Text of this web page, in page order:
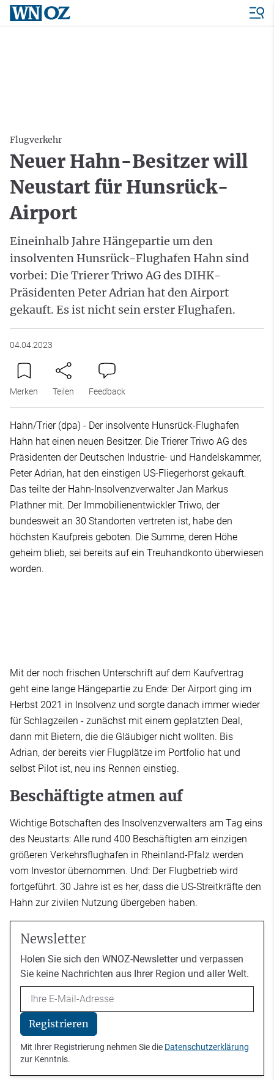
Flugverkehr
Neuer Hahn-Besitzer will
Neustart für Hunsrück-
Airport
Eineinhalb Jahre Hängepartie um den
insolventen Hunsrück-Flughafen Hahn sind
vorbei: Die Trierer Triwo AG des DIHK-
Präsidenten Peter Adrian hat den Airport
gekauft. Es ist nicht sein erster Flughafen.
04.04.2023
Merken Teilen Feedback
Hahn/Trier (dpa) - Der insolvente Hunsrück-Flughafen
Hahn hat einen neuen Besitzer. Die Trierer Triwo AG des
Präsidenten der Deutschen Industrie- und Handelskammer,
Peter Adrian, hat den einstigen US-Fliegerhorst gekauft.
Das teilte der Hahn-Insolvenzverwalter Jan Markus
Plathner mit. Der Immobilienentwickler Triwo, der
bundesweit an 30 Standorten vertreten ist, habe den
höchsten Kaufpreis geboten. Die Summe, deren Höhe
geheim blieb, sei bereits auf ein Treuhandkonto überwiesen
worden.
Mit der noch frischen Unterschrift auf dem Kaufvertrag
geht eine lange Hängepartie zu Ende: Der Airport ging im
Herbst 2021 in Insolvenz und sorgte danach immer wieder
für Schlagzeilen - zunächst mit einem geplatzten Deal,
dann mit Bietern, die die Gläubiger nicht wollten. Bis
Adrian, der bereits vier Flugplätze im Portfolio hat und
selbst Pilot ist, neu ins Rennen einstieg.
Beschäftigte atmen auf
Wichtige Botschaften des Insolvenzverwalters am Tag eins
des Neustarts: Alle rund 400 Beschäftigten am einzigen
größeren Verkehrsflughafen in Rheinland-Pfalz werden
vom Investor übernommen. Und: Der Flugbetrieb wird
fortgeführt. 30 Jahre ist es her, dass die US-Streitkräfte den
Hahn zur zivilen Nutzung übergeben haben.
Newsletter
Holen Sie sich den WNOZ-Newsletter und verpassen
Sie keine Nachrichten aus Ihrer Region und aller Welt.
Email
Registrieren
Mit Ihrer Registrierung nehmen Sie die Datenschutzerklärung
zur Kenntnis.